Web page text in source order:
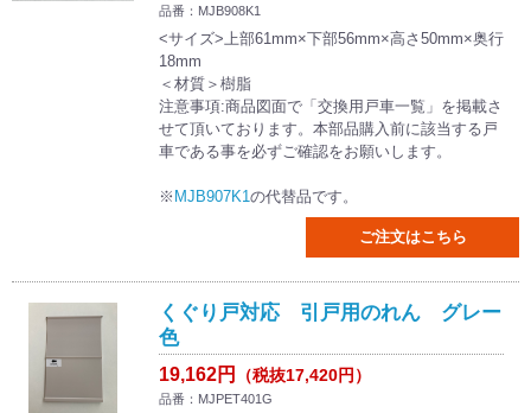
品番：MJB908K1
<サイズ>上部61mm×下部56mm×高さ50mm×奥行
18mm
＜材質＞樹脂
注意事項:商品図面で「交換用戸車一覧」を掲載さ
せて頂いております。本部品購入前に該当する戸
車である事を必ずご確認をお願いします。
※ MJB907K1の代替品です。
ご注文はこちら
くぐり戸対応 引戸用のれん グレー
色
19,162円 （税抜17,420円）
品番：MJPET401G